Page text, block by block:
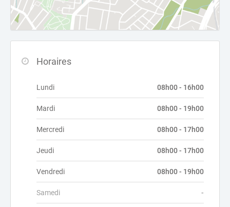
Horaires
Lundi 08h00 - 16h00
Mardi 08h00 - 19h00
Mercredi 08h00 - 17h00
Jeudi 08h00 - 17h00
Vendredi 08h00 - 19h00
Samedi -